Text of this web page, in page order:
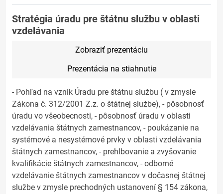
Stratégia úradu pre štátnu službu v oblasti
vzdelávania
Zobraziť prezentáciu
Prezentácia na stiahnutie
- Pohľad na vznik Úradu pre štátnu službu ( v zmysle
Zákona č. 312/2001 Z.z. o štátnej službe), - pôsobnosť
úradu vo všeobecnosti, - pôsobnosť úradu v oblasti
vzdelávania štátnych zamestnancov, - poukázanie na
systémové a nesystémové prvky v oblasti vzdelávania
štátnych zamestnancov, - prehlbovanie a zvyšovanie
kvalifikácie štátnych zamestnancov, - odborné
vzdelávanie štátnych zamestnancov v dočasnej štátnej
službe v zmysle prechodných ustanovení § 154 zákona,